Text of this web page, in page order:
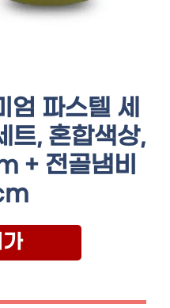
엄 파스텔 세
트, 혼합색상,
+ 전골냄비